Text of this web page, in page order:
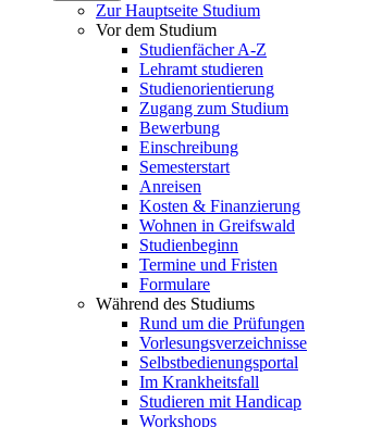
Zur Hauptseite Studium
Vor dem Studium
Studienfächer A-Z
Lehramt studieren
Studienorientierung
Zugang zum Studium
Bewerbung
Einschreibung
Semesterstart
Anreisen
Kosten & Finanzierung
Wohnen in Greifswald
Studienbeginn
Termine und Fristen
Formulare
Während des Studiums
Rund um die Prüfungen
Vorlesungsverzeichnisse
Selbstbedienungsportal
Im Krankheitsfall
Studieren mit Handicap
Workshops